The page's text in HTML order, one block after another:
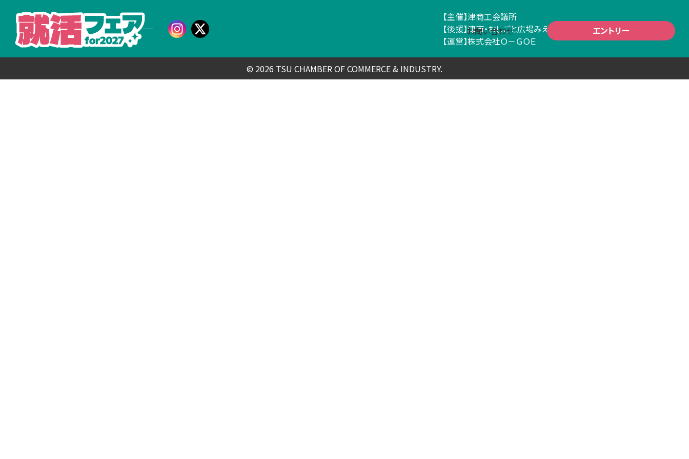
津商工会議所 就活フェア for 2027 お問い合わせ エントリー
SNSでも配信中！
【主催】津商工会議所
【後援】津市・おしごと広場みえ・三重県学生就職連絡協議会
【運営】株式会社Ｏ－ＧＯＥ
© 2026 TSU CHAMBER OF COMMERCE & INDUSTRY.